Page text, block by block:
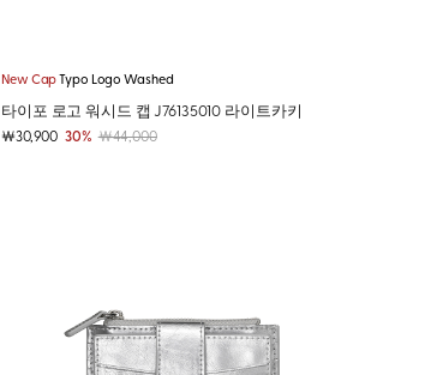
New CapTypo Logo Washed
타이포 로고 워시드 캡 J76135010 라이트카키
￦30,900 30% ￦44,000